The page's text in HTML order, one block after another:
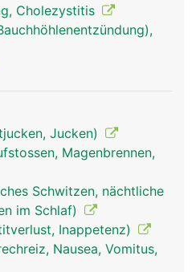
Cholezystitis
Jucken)
Magenbrennen,
Schwitzen, nächtliche
im Schlaf)
Inappetenz)
Nausea, Vomitus,